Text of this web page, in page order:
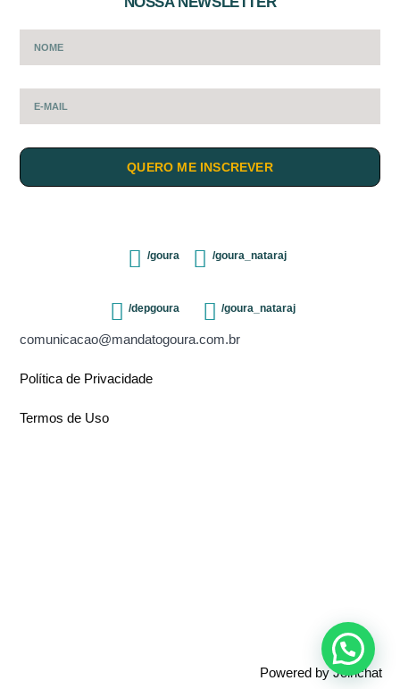
QUERO ME INSCREVER
/goura /goura_nataraj
/depgoura /goura_nataraj
comunicacao@mandatogoura.com.br
Política de Privacidade
Termos de Uso
Powered byJoinchat